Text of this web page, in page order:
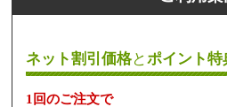
ネット割引価格とポイント特
1回のご注文で